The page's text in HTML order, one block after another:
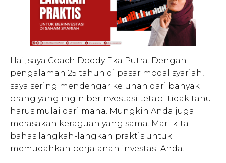
Hai, saya Coach Doddy Eka Putra. Dengan
pengalaman 25 tahun di pasar modal syariah,
saya sering mendengar keluhan dari banyak
orang yang ingin berinvestasi tetapi tidak tahu
harus mulai dari mana. Mungkin Anda juga
merasakan keraguan yang sama. Mari kita
bahas langkah-langkah praktis untuk
memudahkan perjalanan investasi Anda.